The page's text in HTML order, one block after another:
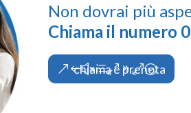
Non dovrai più
Chiama il numero
chiama e prenota